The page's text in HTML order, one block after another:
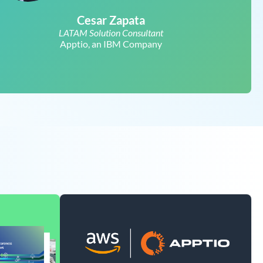
Cesar Zapata
LATAM Solution Consultant
Apptio, an IBM Company